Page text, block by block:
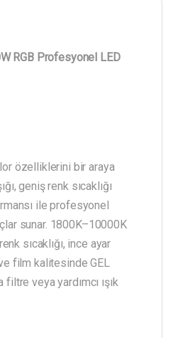
RGB Profesyonel LED
özelliklerini bir araya
geniş renk sıcaklığı
ile profesyonel
sunar. 1800K–10000K
sıcaklığı, ince ayar
film kalitesinde GEL
veya yardımcı ışık